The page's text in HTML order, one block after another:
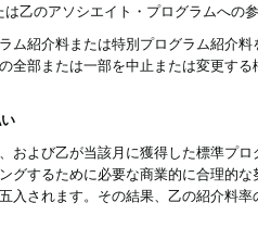
乙のアソシエイト・プログラムへの
ム紹介料または特別プログラム紹介
全部または一部を中止または変更す
および乙が当該月に獲得した標準プ
グするために必要な商業的に合理的
入されます。その結果、乙の紹介料